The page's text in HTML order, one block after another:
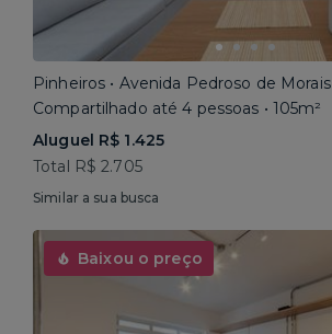
Pinheiros • Avenida Pedroso de Morais
Compartilhado até 4 pessoas • 105m²
Aluguel R$ 1.425
Total R$ 2.705
Similar a sua busca
Baixou o preço